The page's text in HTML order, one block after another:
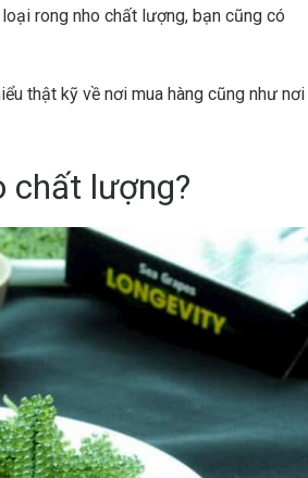
rong nho chất lượng, bạn cũng có
thật kỹ về nơi mua hàng cũng như nơi
chất lượng?